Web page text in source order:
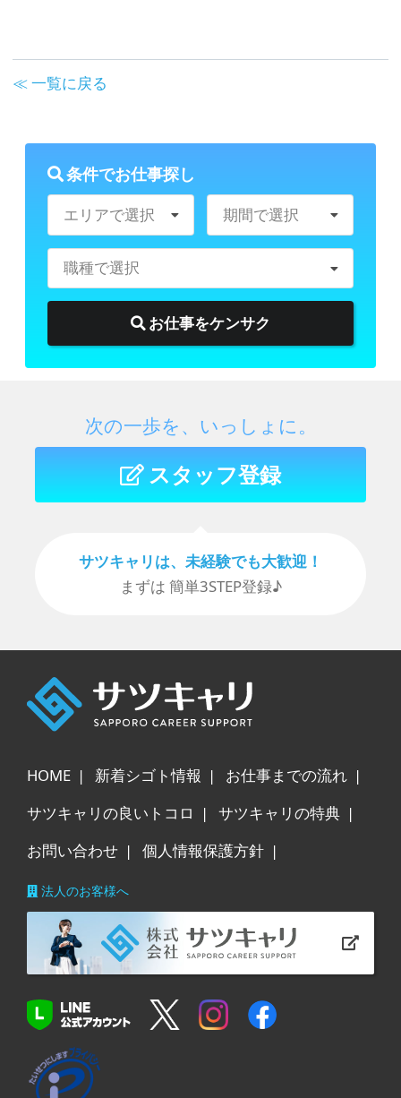
≪ 一覧に戻る
条件でお仕事探し
エリアで選択 期間で選択
職種で選択
お仕事をケンサク
次の一歩を、いっしょに。
スタッフ登録
サツキャリは、未経験でも⼤歓迎！
まずは 簡単3STEP登録♪
HOME 新着シゴト情報
お仕事までの流れ
サツキャリの良いトコロ
サツキャリの特典
お問い合わせ
個人情報保護方針
法人のお客様へ